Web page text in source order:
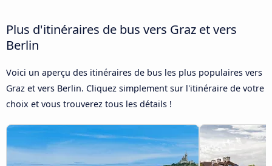
Plus d'itinéraires de bus vers Graz et vers
Berlin
Voici un aperçu des itinéraires de bus les plus populaires vers
Graz et vers Berlin. Cliquez simplement sur l'itinéraire de votre
choix et vous trouverez tous les détails !